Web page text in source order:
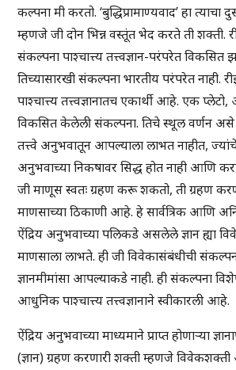
कल्पना मी करतो. ‘बुद्धिप्रामाण्यवाद’ हा
म्हणजे जी दोन भिन्न वस्तूंत भेद करते ती शक्ती.
संकल्पना पाश्चात्त्य तत्त्वज्ञान-परंपरेत
तिच्यासारखी संकल्पना भारतीय परंपरेत नाही.
पाश्चात्त्य तत्त्वज्ञानातच एकार्थी आहे. एक प्लेटो,
विकसित केलेली संकल्पना. तिचे स्थूल वर्णन
तत्त्वे अनुभवातून आपल्याला लाभत नाहीत, ज्यांचे
अनुभवाच्या निकषावर सिद्ध होत नाही आणि
जी माणूस स्वतः ग्रहण करू शकतो, ती ग्रहण
माणसाच्या ठिकाणी आहे. हे सार्वत्रिक आणि
ऐंद्रिय अनुभवाच्या पलिकडे असलेले ज्ञान ह्या
माणसाला लाभते. ही जी विवेकासंबंधीची
ज्ञानमीमांसा आपल्याकडे नाही. ही संकल्पना
आधुनिक पाश्चात्त्य तत्त्वज्ञानाने स्वीकारली आहे.
ऐंद्रिय अनुभवाच्या माध्यमाने प्राप्त होणाऱ्या
(ज्ञान) ग्रहण करणारी शक्ती म्हणजे